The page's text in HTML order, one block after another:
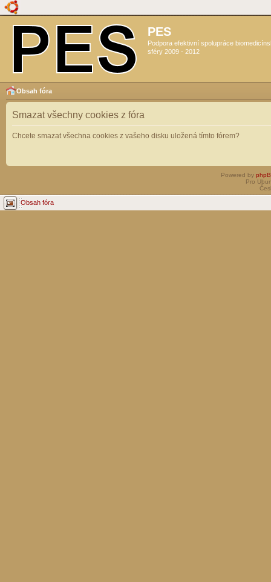
PES
Podpora efektivní spolupráce
sféry 2009 - 2012
Obsah fóra
Smazat všechny cookies z fóra
Chcete smazat všechna cookies z vašeho disku uložená tímto fórem?
Powered by
Pro
Obsah fóra